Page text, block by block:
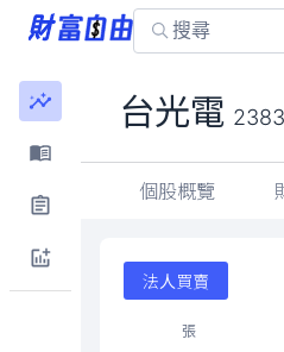
台光電 2383
個股概覽
法人買賣